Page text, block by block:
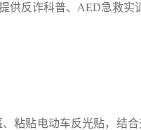
供反诈科普、AED急救实
粘贴电动车反光贴，结